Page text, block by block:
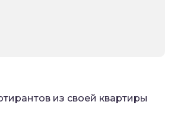
из своей квартиры